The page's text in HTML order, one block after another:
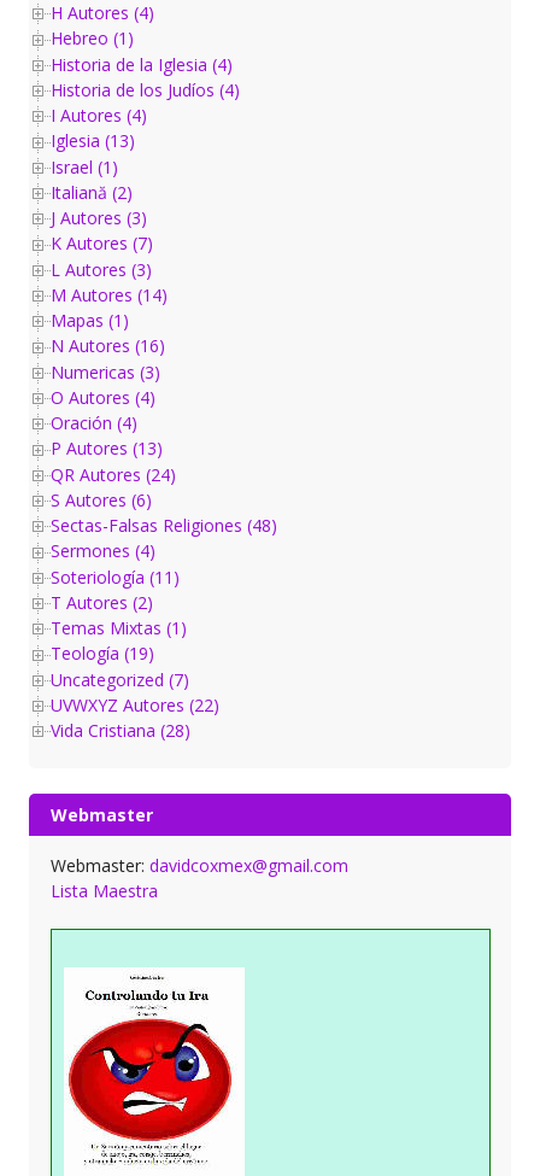
H Autores (4)
Hebreo (1)
Historia de la Iglesia (4)
Historia de los Judíos (4)
I Autores (4)
Iglesia (13)
Israel (1)
Italiană (2)
J Autores (3)
K Autores (7)
L Autores (3)
M Autores (14)
Mapas (1)
N Autores (16)
Numericas (3)
O Autores (4)
Oración (4)
P Autores (13)
QR Autores (24)
S Autores (6)
Sectas-Falsas Religiones (48)
Sermones (4)
Soteriología (11)
T Autores (2)
Temas Mixtas (1)
Teología (19)
Uncategorized (7)
UVWXYZ Autores (22)
Vida Cristiana (28)
Webmaster
Webmaster: davidcoxmex@gmail.com
Lista Maestra